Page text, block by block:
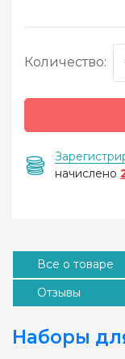
Количество:
начислено
Все о товаре
Отзывы
Наборы